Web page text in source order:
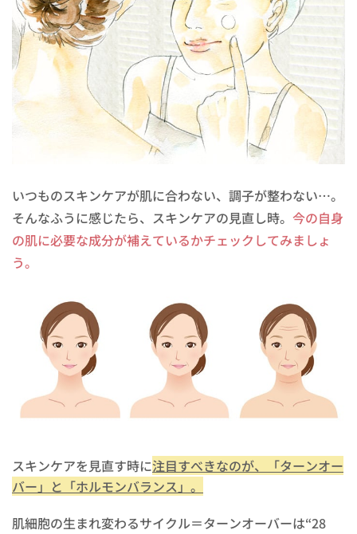
いつものスキンケアが肌に合わない、調子が整わない…。
そんなふうに感じたら、スキンケアの見直し時。 今の自身
の肌に必要な成分が補えているかチェックしてみましょ
う。
スキンケアを見直す時に注目すべきなのが、「ターンオー
バー」と「ホルモンバランス」。
肌細胞の生まれ変わるサイクル＝ターンオーバーは“28